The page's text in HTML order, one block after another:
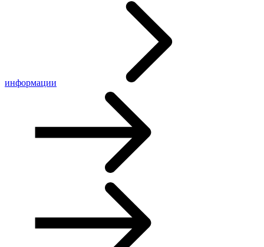
информации